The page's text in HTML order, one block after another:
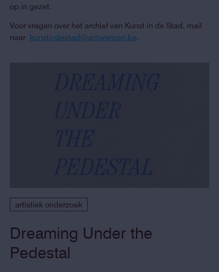
op in gezet.
Voor vragen over het archief van Kunst in de Stad, mail
naar kunstindestad@antwerpen.be.
artistiek onderzoek
Dreaming Under the
Pedestal